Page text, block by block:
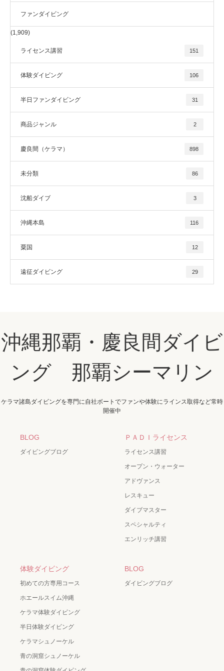
ファンダイビング
(1,909)
ライセンス講習 151
体験ダイビング 106
半日ファンダイビング 31
商品ジャンル 2
慶良間（ケラマ） 898
未分類 86
沈船ダイブ 3
沖縄本島 116
粟国 12
遠征ダイビング 29
沖縄那覇・慶良間ダイビ
ング 那覇シーマリン
ケラマ諸島ダイビングを専門に自社ボートでファンや体験にラインス取得など常時
開催中
BLOG
ダイビングブログ
ＰＡＤＩライセンス
ライセンス講習
オープン・ウォーター
アドヴァンス
レスキュー
ダイブマスター
スペシャルティ
エンリッチ講習
体験ダイビング
初めての方専用コース
ホエールスイム沖縄
ケラマ体験ダイビング
半日体験ダイビング
ケラマシュノーケル
青の洞窟シュノーケル
BLOG
ダイビングブログ